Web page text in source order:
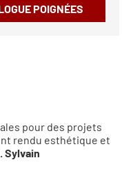
POIGNÉES
pour des projets
rendu esthétique et
Sylvain